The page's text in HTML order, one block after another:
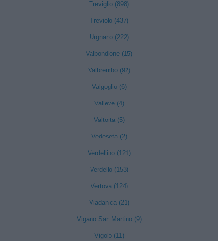
Treviglio (898)
Treviolo (437)
Urgnano (222)
Valbondione (15)
Valbrembo (92)
Valgoglio (6)
Valleve (4)
Valtorta (5)
Vedeseta (2)
Verdellino (121)
Verdello (153)
Vertova (124)
Viadanica (21)
Vigano San Martino (9)
Vigolo (11)